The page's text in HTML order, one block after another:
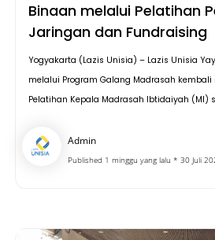
Binaan melalui Pelatihan
Jaringan dan Fundraising
Yogyakarta (Lazis Unisia) – Lazis Unisia
melalui Program Galang Madrasah
Pelatihan Kepala Madrasah Ibtidaiyah (MI)
Admin
Published 1 minggu yang lalu * 30 Juli